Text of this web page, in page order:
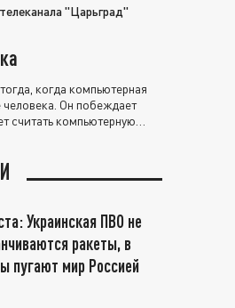
"Царьград"
когда компьютерная
человека. Он побеждает
считать компьютерную
Украинская ПВО не
ракеты, в
пугают мир Россией